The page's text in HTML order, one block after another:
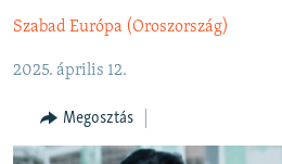
tartalomjegyzékre
ELEMZŐ
NER15
SZABADON
TÁRSADALOM
Szabad Európa (Oroszország)
2025. április 12.
Megosztás
Spotify